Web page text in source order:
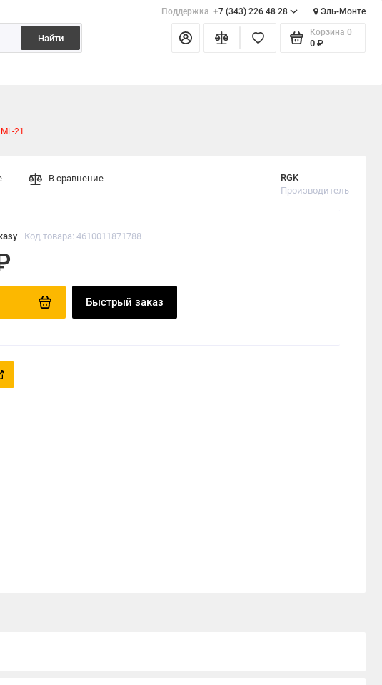
Поддержка +7 (343) 226 48 28 Эль-Монте
Найти
Корзина 0
0 ₽
21
Код товара: 4610011871788
RGK
Производитель
Быстрый заказ
В сравнение